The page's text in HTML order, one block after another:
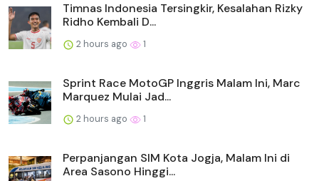
Timnas Indonesia Tersingkir, Kesalahan Rizky
Ridho Kembali D...
2 hours ago 1
Sprint Race MotoGP Inggris Malam Ini, Marc
Marquez Mulai Jad...
2 hours ago 1
Perpanjangan SIM Kota Jogja, Malam Ini di
Area Sasono Hinggi...